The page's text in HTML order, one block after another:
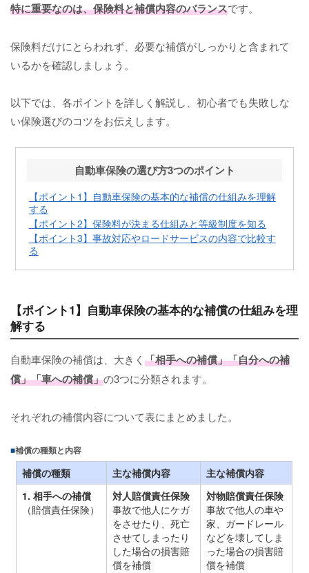
特に重要なのは、保険料と補償内容のバランスです。
保険料だけにとらわれず、必要な補償がしっかりと含まれて
いるかを確認しましょう。
以下では、各ポイントを詳しく解説し、初心者でも失敗しな
い保険選びのコツをお伝えします。
自動車保険の選び方3つのポイント
【ポイント1】自動車保険の基本的な補償の仕組みを理解
する
【ポイント2】保険料が決まる仕組みと等級制度を知る
【ポイント3】事故対応やロードサービスの内容で比較す
る
【ポイント1】自動車保険の基本的な補償の仕組みを理
解する
自動車保険の補償は、大きく 「相手への補償」「自分への補
償」「車への補償」の3つに分類されます。
それぞれの補償内容について表にまとめました。
補償の種類と内容
補償の種類 主な補償内容
主な補償内容
1. 相手への補償
（賠償責任保険）
対人賠償責任保険
事故で他人にケガ
をさせたり、死亡
させてしまったり
した場合の損害賠
償を補償
対物賠償責任保険
事故で他人の車や
家、ガードレール
などを壊してしま
った場合の損害賠
償を補償